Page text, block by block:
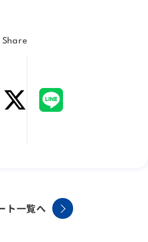
Share
ト一覧へ